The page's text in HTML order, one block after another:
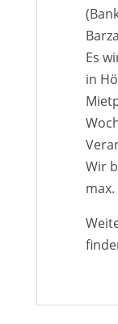
Es
in
Wir